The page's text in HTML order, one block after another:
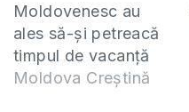
Moldovenesc au
ales să-și petreacă
timpul de vacanță
cu dublu folos la o
Moldova Creștină